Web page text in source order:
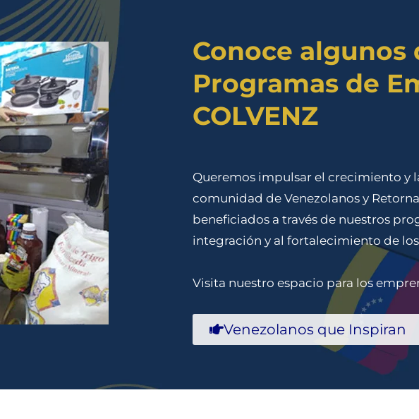
Conoce algunos
Programas de
COLVENZ
Queremos impulsar el crecimiento y
comunidad de Venezolanos y
beneficiados a través de nuestros
integración y al fortalecimiento de
Visita nuestro espacio para los
Venezolanos que Inspiran